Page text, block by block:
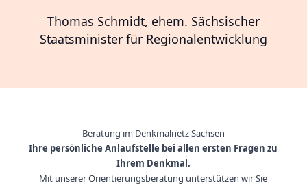
Thomas Schmidt, ehem. Sächsischer
Staatsminister für Regionalentwicklung
Beratung im Denkmalnetz Sachsen
Ihre persönliche Anlaufstelle bei allen ersten Fragen zu
Ihrem Denkmal.
Mit unserer Orientierungsberatung unterstützen wir Sie